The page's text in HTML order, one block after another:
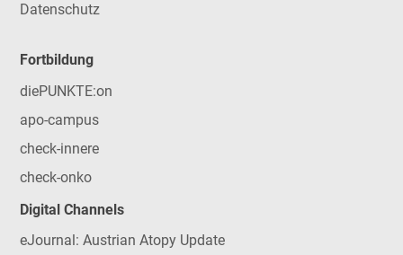
Datenschutz
Fortbildung
diePUNKTE:on
apo-campus
check-innere
check-onko
Digital Channels
eJournal: Austrian Atopy Update